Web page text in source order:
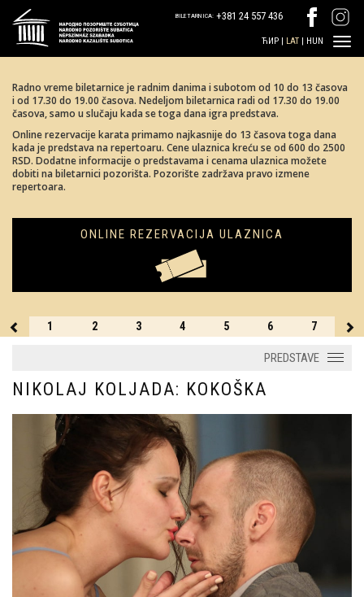
BILETARNICA: +381 24 557 436
ЋИР | LAT | HUN
Radno vreme biletarnice je radnim danima i subotom od 10 do 13 časova
i od 17.30 do 19.00 časova. Nedeljom biletarnica radi od 17.30 do 19.00
časova, samo u slučaju kada se toga dana igra predstava.
Online rezervacije karata primamo najkasnije do 13 časova toga dana
kada je predstava na repertoaru. Cene ulaznica kreću se od 600 do 2500
RSD. Dodatne informacije o predstavama i cenama ulaznica možete
dobiti na biletarnici pozorišta. Pozorište zadržava pravo izmene
repertoara.
ONLINE REZERVACIJA ULAZNICA
31 1 2 3 4 5 6 7
PREDSTAVE
NIKOLAJ KOLJADA: KOKOŠKA